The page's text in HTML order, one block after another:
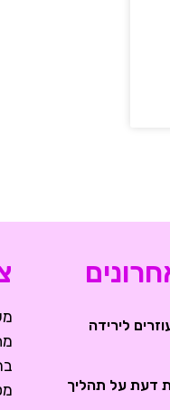
לירידה
דעת על תהליך